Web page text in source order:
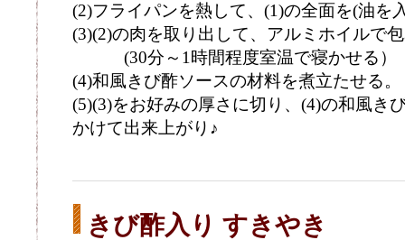
(2)フライパンを熱して、(1)の全面を(油を
(3)(2)の肉を取り出して、アルミホイルで
(30分～1時間程度室温で寝かせる）
(4)和風きび酢ソースの材料を煮立たせる。
(5)(3)をお好みの厚さに切り、(4)の和風き
かけて出来上がり♪
きび酢入り すきやき